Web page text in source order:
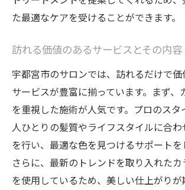
た最適なケアを受けることができます。
訪れる価値のあるサービスとその内容
宇都宮市のサロンでは、訪れるだけで
サービスが豊富に揃っています。まず、
を重視した施術が人気です。プロのス
人ひとりの髪質やライフスタイルに合
を行い、最適な色を見つけるサポートを
さらに、最新のトレンドを取り入れた
を使用しているため、美しい仕上がりが